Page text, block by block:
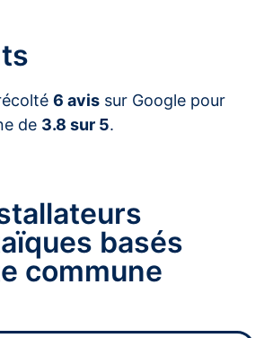
6 avis sur Google pour
de 3.8 sur 5.
basés
commune